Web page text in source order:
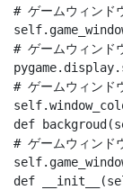
# ゲームウィンド
# ゲームウィンド
# ゲームウィンド
def
# ゲームウィンド
def